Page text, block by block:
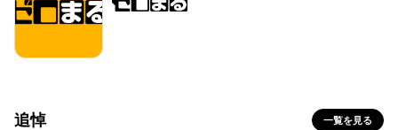
追悼 一覧を見る